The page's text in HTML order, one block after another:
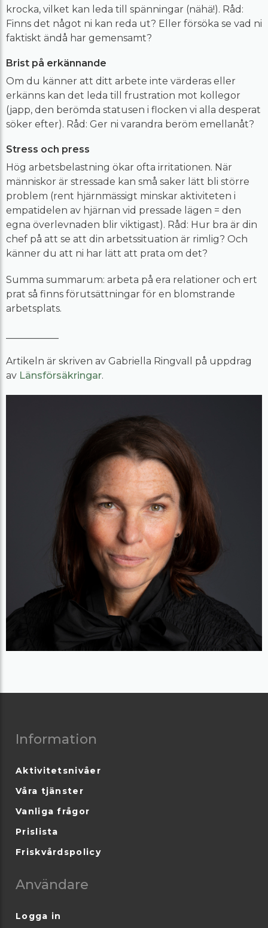
krocka, vilket kan leda till spänningar (nähä!). Råd:
Finns det något ni kan reda ut? Eller försöka se vad ni
faktiskt ändå har gemensamt?
Brist på erkännande
Om du känner att ditt arbete inte värderas eller
erkänns kan det leda till frustration mot kollegor
(japp, den berömda statusen i flocken vi alla desperat
söker efter). Råd: Ger ni varandra beröm emellanåt?
Stress och press
Hög arbetsbelastning ökar ofta irritationen. När
människor är stressade kan små saker lätt bli större
problem (rent hjärnmässigt minskar aktiviteten i
empatidelen av hjärnan vid pressade lägen = den
egna överlevnaden blir viktigast). Råd: Hur bra är din
chef på att se att din arbetssituation är rimlig? Och
känner du att ni har lätt att prata om det?
Summa summarum: arbeta på era relationer och ert
prat så finns förutsättningar för en blomstrande
arbetsplats.
Artikeln är skriven av Gabriella Ringvall på uppdrag
av Länsförsäkringar.
Information
Aktivitetsnivåer
Våra tjänster
Vanliga frågor
Prislista
Friskvårdspolicy
Användare
Logga in